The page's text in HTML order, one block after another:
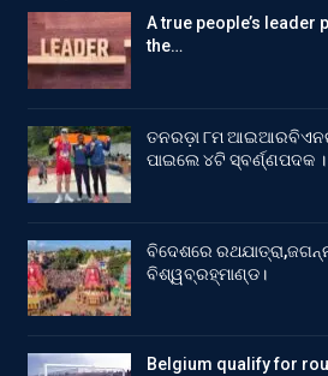
A true people’s
the…
ତନରଡ଼ା ୮ମ
ପାଇଲେ ୪ଟି ସ୍ବର୍ଣ୍ଣପଦକ ।
ବିଦେଶରେ
ବିଶ୍ୱବ୍ରହ୍ମାଣ୍ଡ।
Belgium qualify for